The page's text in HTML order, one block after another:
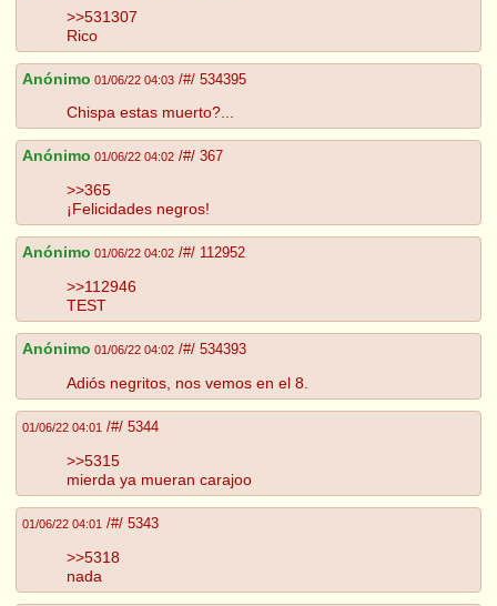
>>531307
Rico
Anónimo 01/06/22 04:03 /#/ 534395
Chispa estas muerto?...
Anónimo 01/06/22 04:02 /#/ 367
>>365
¡Felicidades negros!
Anónimo 01/06/22 04:02 /#/ 112952
>>112946
TEST
Anónimo 01/06/22 04:02 /#/ 534393
Adiós negritos, nos vemos en el 8.
01/06/22 04:01 /#/ 5344
>>5315
mierda ya mueran carajoo
01/06/22 04:01 /#/ 5343
>>5318
nada